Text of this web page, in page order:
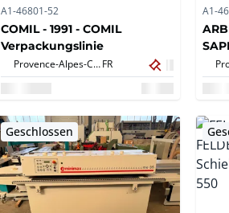
A1-46801-52
COMIL - 1991 - COMIL
Verpackungslinie
Provence-Alpes-Côte d'Azur,FR
A1-
Geschlossen